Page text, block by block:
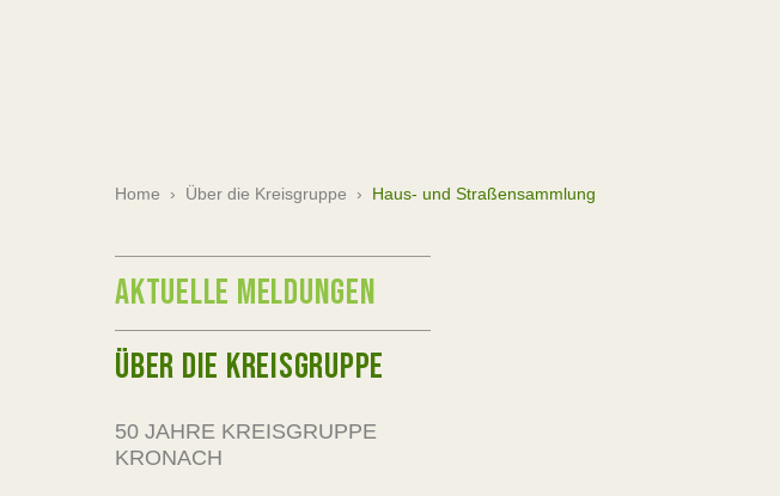
Home › Über die Kreisgruppe › Haus- und Straßensammlung
AKTUELLE MELDUNGEN
ÜBER DIE KREISGRUPPE
50 JAHRE KREISGRUPPE
KRONACH